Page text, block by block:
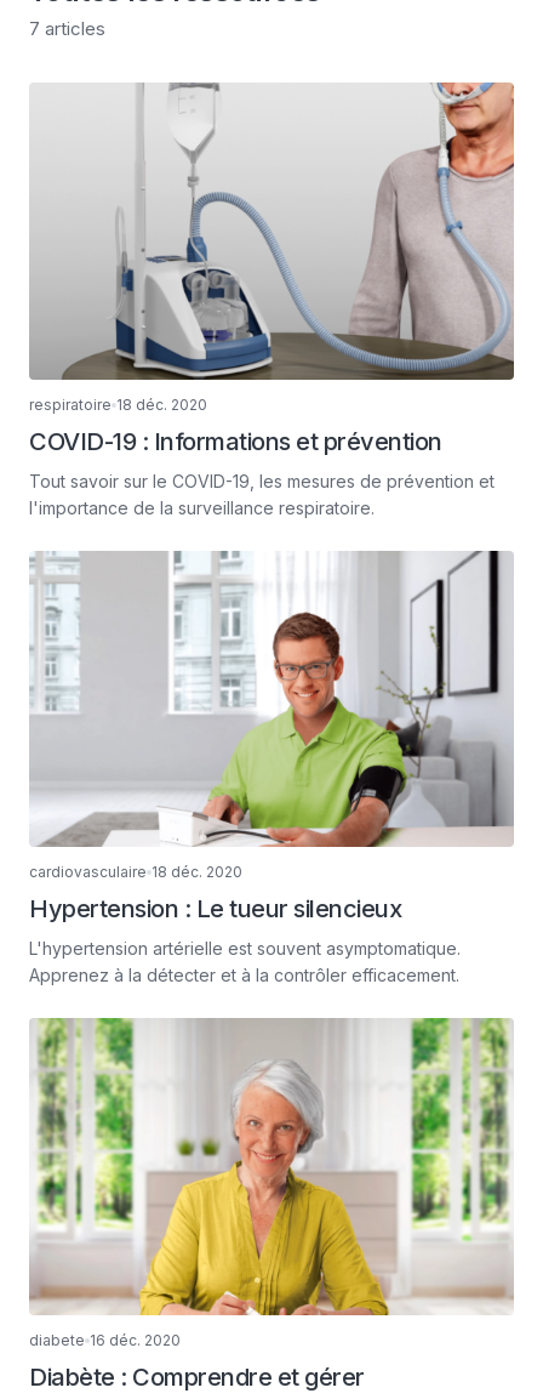
7 articles
respiratoire 18 déc. 2020
COVID-19 : Informations et prévention
Tout savoir sur le COVID-19, les mesures de prévention et
l'importance de la surveillance respiratoire.
cardiovasculaire 18 déc. 2020
Hypertension : Le tueur silencieux
L'hypertension artérielle est souvent asymptomatique.
Apprenez à la détecter et à la contrôler efficacement.
diabete 16 déc. 2020
Diabète : Comprendre et gérer